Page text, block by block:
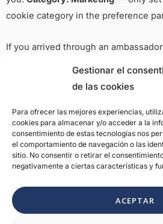
Gestionar el
de las cookies
Para ofrecer las mejores experiencias,
cookies para almacenar y/o acceder a la
consentimiento de estas tecnologías nos
el comportamiento de navegación o las
sitio. No consentir o retirar el
negativamente a ciertas características y
ACEPTAR
cookie category in the preference
If you arrived through an
purchase» — never your full email,
payment data), show them your
legitimate interest of Aviagroup and
administering the programme (Art.
purchase or enquiry
privacy@360aviationlife.com. More